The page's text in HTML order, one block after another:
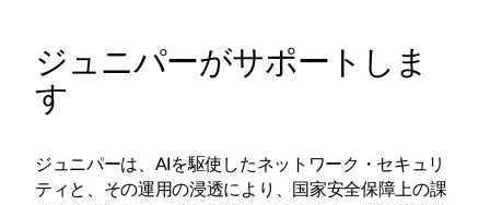
ジュニパーがサポートしま
す
ジュニパーは、AIを駆使したネットワーク・セキュリ
ティと、その運用の浸透により、国家安全保障上の課